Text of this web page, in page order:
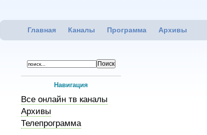
Главная Каналы Программа Архивы
Навигация
Все онлайн тв каналы
Архивы
Телепрограмма